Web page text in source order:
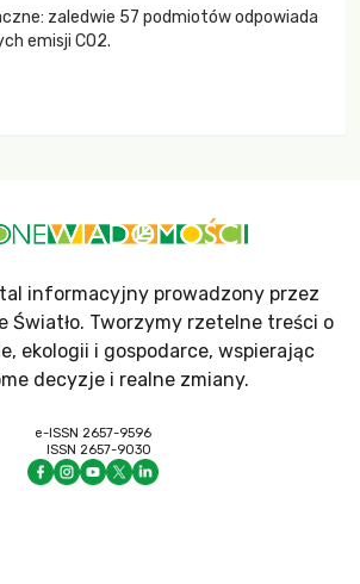
zaledwie 57 podmiotów odpowiada
emisji CO2.
informacyjny prowadzony przez
Światło. Tworzymy rzetelne treści o
ekologii i gospodarce, wspierając
decyzje i realne zmiany.
e-ISSN 2657-9596
ISSN 2657-9030